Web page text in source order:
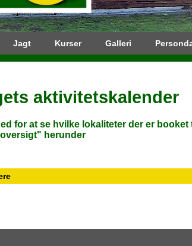
Jagt Kurser Galleri
aktivitetskalender
for at se hvilke lokaliteter der er
herunder